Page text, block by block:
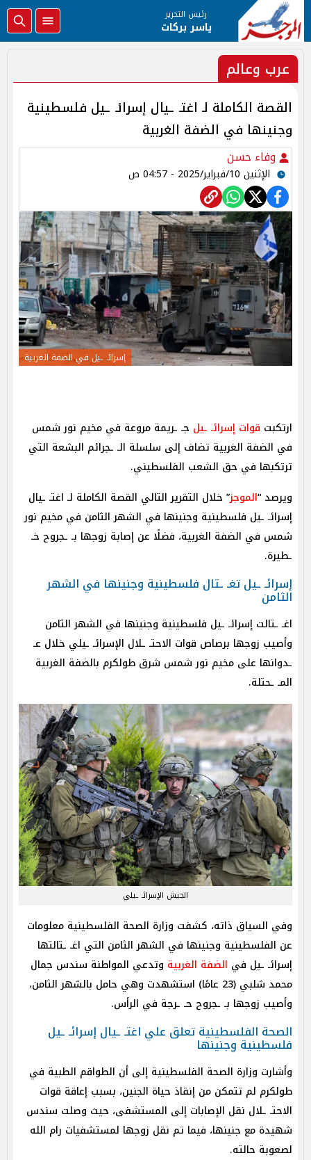
رئيس التحرير
ياسر بركات
عرب وعالم
القصة الكاملة لـ اغتـ ـيال إسرائـ ـيل فلسطينية
وجنينها في الضفة الغربية
وفاء حسن
الإثنين 10/فبراير/2025 - 04:57 ص
إسرائـ ـيل في الضفة الغربية
ارتكبت قوات إسرائـ ـيل جـ ـريمة مروعة في مخيم نور شمس
في الضفة الغربية تضاف إلى سلسلة الـ ـجرائم البشعة التي
ترتكبها في حق الشعب الفلسطيني.
ويرصد “الموجز” خلال التقرير التالي القصة الكاملة لـ اغتـ ـيال
إسرائـ ـيل فلسطينية وجنينها في الشهر الثامن في مخيم نور
شمس في الضفة الغربية، فضلًا عن إصابة زوجها بـ ـجروح خـ
ـطيرة.
إسرائـ ـيل تغـ ـتال فلسطينية وجنينها في الشهر
الثامن
اغـ ـتالت إسرائـ ـيل فلسطينية وجنينها في الشهر الثامن
وأصيب زوجها برصاص قوات الاحتـ ـلال الإسرائـ ـيلي خلال عـ
ـدوانها على مخيم نور شمس شرق طولكرم بالضفة الغربية
المـ ـحتلة.
الجيش الإسرائـ ـيلي
وفي السياق ذاته، كشفت وزارة الصحة الفلسطينية معلومات
عن الفلسطينية وجنينها في الشهر الثامن التي اغـ ـتالتها
إسرائـ ـيل في الضفة الغربية وتدعي المواطنة سندس جمال
محمد شلبي (23 عامًا) استشهدت وهي حامل بالشهر الثامن،
وأصيب زوجها بـ ـجروح حـ ـرجة في الرأس.
الصحة الفلسطينية تعلق علي اغتـ ـيال إسرائـ ـيل
فلسطينية وجنينها
وأشارت وزارة الصحة الفلسطينية إلى أن الطواقم الطبية في
طولكرم لم تتمكن من إنقاذ حياة الجنين، بسبب إعاقة قوات
الاحتـ ـلال نقل الإصابات إلى المستشفى، حيث وصلت سندس
شهيدة مع جنينها، فيما تم نقل زوجها لمستشفيات رام الله
لصعوبة حالته.